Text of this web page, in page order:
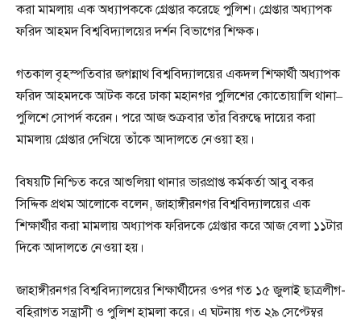
করা মামলায় এক অধ্যাপককে গ্রেপ্তার করেছে পুলিশ। গ্রেপ্তার অধ্যাপক
ফরিদ আহমদ বিশ্ববিদ্যালয়ের দর্শন বিভাগের শিক্ষক।
গতকাল বৃহস্পতিবার জগন্নাথ বিশ্ববিদ্যালয়ের একদল শিক্ষার্থী অধ্যাপক
ফরিদ আহমদকে আটক করে ঢাকা মহানগর পুলিশের কোতোয়ালি থানা–
পুলিশে সোপর্দ করেন। পরে আজ শুক্রবার তাঁর বিরুদ্ধে দায়ের করা
মামলায় গ্রেপ্তার দেখিয়ে তাঁকে আদালতে নেওয়া হয়।
বিষয়টি নিশ্চিত করে আশুলিয়া থানার ভারপ্রাপ্ত কর্মকর্তা আবু বকর
সিদ্দিক প্রথম আলোকে বলেন, জাহাঙ্গীরনগর বিশ্ববিদ্যালয়ের এক
শিক্ষার্থীর করা মামলায় অধ্যাপক ফরিদকে গ্রেপ্তার করে আজ বেলা ১১টার
দিকে আদালতে নেওয়া হয়।
জাহাঙ্গীরনগর বিশ্ববিদ্যালয়ের শিক্ষার্থীদের ওপর গত ১৫ জুলাই ছাত্রলীগ-
বহিরাগত সন্ত্রাসী ও পুলিশ হামলা করে। এ ঘটনায় গত ২৯ সেপ্টেম্বর